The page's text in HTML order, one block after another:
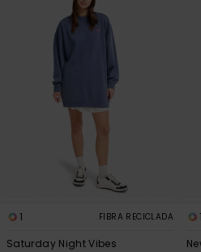
1 FIBRA RECICLADA
Saturday Night Vibes
1